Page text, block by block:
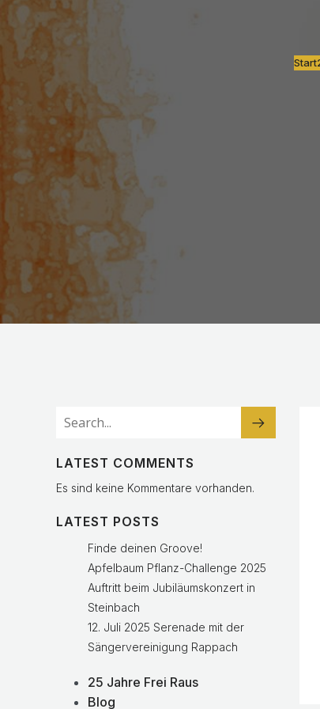
Start
LATEST COMMENTS
Es sind keine Kommentare vorhanden.
LATEST POSTS
Finde deinen Groove!
Apfelbaum Pflanz-Challenge 2025
Auftritt beim Jubiläumskonzert in
Steinbach
12. Juli 2025 Serenade mit der
Sängervereinigung Rappach
25 Jahre Frei Raus
Blog